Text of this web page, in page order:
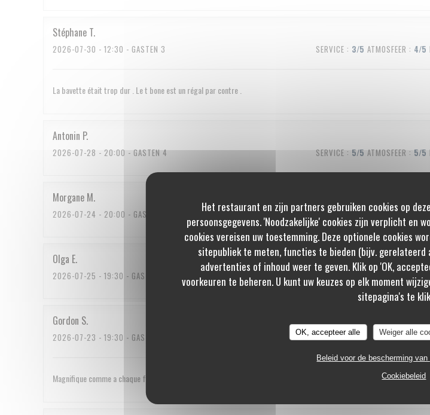
Het restaurant en zijn partners gebruiken cookies op
persoonsgegevens. 'Noodzakelijke' cookies zijn verplicht en
cookies vereisen uw toestemming. Deze optionele cookies
sitepubliek te meten, functies te bieden (bijv.
advertenties of inhoud weer te geven. Klik op 'OK,
voorkeuren te beheren. U kunt uw keuzes op elk moment
sitepagina's te
OK, accepteer alle Weiger alle
Beleid voor de bescherming
Cookiebeleid
Stéphane T
2026-07-30 - 12:30 - GASTEN 3 SERVICE : 3/5 ATMOSFEER : 4/5
La bavette était trop dur . Le t bone est un régal par contre .
Antonin P
2026-07-28 - 20:00 - GASTEN 4 SERVICE : 5/5 ATMOSFEER : 5/5
Morgane M
2026-07-24 - 20:00 - GASTEN 3 SERVICE : 5/5 ATMOSFEER: 5/5
Olga E
2026-07-25 - 19:30 - GASTEN 2 SERVICE /5 ATMOSFEER 4 /5
Gordon S
2026-07-23 - 19:30 - GASTEN 2 SERVICE: 5/5 ATMOSFEER: 5/5
Magnifique comme a chaque fois